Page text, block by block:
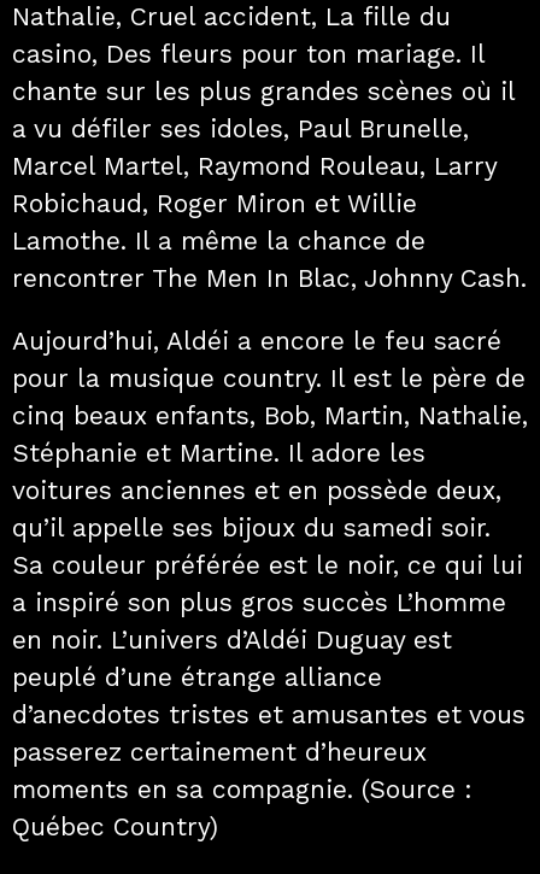
Nathalie, Cruel accident, La fille du
casino, Des fleurs pour ton mariage. Il
chante sur les plus grandes scènes où il
a vu défiler ses idoles, Paul Brunelle,
Marcel Martel, Raymond Rouleau, Larry
Robichaud, Roger Miron et Willie
Lamothe. Il a même la chance de
rencontrer The Men In Blac, Johnny Cash.
Aujourd’hui, Aldéi a encore le feu sacré
pour la musique country. Il est le père de
cinq beaux enfants, Bob, Martin, Nathalie,
Stéphanie et Martine. Il adore les
voitures anciennes et en possède deux,
qu’il appelle ses bijoux du samedi soir.
Sa couleur préférée est le noir, ce qui lui
a inspiré son plus gros succès L’homme
en noir. L’univers d’Aldéi Duguay est
peuplé d’une étrange alliance
d’anecdotes tristes et amusantes et vous
passerez certainement d’heureux
moments en sa compagnie. (Source :
Québec Country)